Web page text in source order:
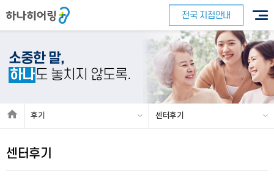
전국 지점안내
소중한 말,
하나도 놓치지 않도록.
후기 센터후기
센터후기